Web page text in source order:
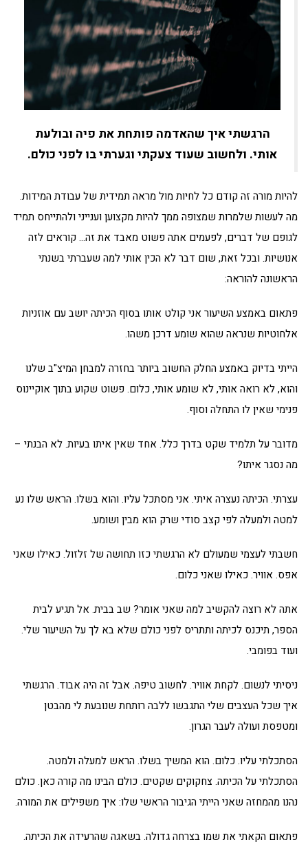
הרגשתי איך שהאדמה פותחת את פיה ובולעת
אותי. ולחשוב שעוד צעקתי וגערתי בו לפני כולם.
להיות מורה זה קודם כל לחיות מול מראה תמידית של עבודת המידות.
מה לעשות שלמרות שמצופה ממך להיות מקצוען וענייני ולהתייחס תמיד
לגופם של דברים, לפעמים אתה פשוט מאבד את זה… קוראים לזה
אנושיות. ובכל זאת, שום דבר לא הכין אותי למה שעברתי בשנתי
הראשונה להוראה:
פתאום באמצע השיעור אני קולט אותו בסוף הכיתה יושב עם אוזניות
אלחוטיות שנראה שהוא שומע דרכן משהו.
הייתי בדיוק באמצע החלק החשוב ביותר בחזרה למבחן המיצ"ב שלנו
והוא, לא רואה אותי, לא שומע אותי, כלום. פשוט שקוע בתוך אוקיינוס
פנימי שאין לו התחלה וסוף.
מדובר על תלמיד שקט בדרך כלל. אחד שאין איתו בעיות. לא הבנתי –
מה נסגר איתו?
עצרתי. הכיתה נעצרה איתי. אני מסתכל עליו. והוא בשלו. הראש שלו נע
למטה ולמעלה לפי קצב סודי שרק הוא מבין ושומע.
חשבתי לעצמי שמעולם לא הרגשתי כזו תחושה של זלזול. כאילו שאני
אפס. אוויר. כאילו שאני כלום.
אתה לא רוצה להקשיב למה שאני אומר? שב בבית. אל תגיע לבית
הספר, תיכנס לכיתה ותתריס לפני כולם שלא בא לך על השיעור שלי.
ועוד בפומבי.
ניסיתי לנשום. לקחת אוויר. לחשוב טיפה. אבל זה היה אבוד. הרגשתי
איך שכל העצבים שלי התגבשו ללבה רותחת שנובעת לי מהבטן
ומטפסת ועולה לעבר הגרון.
הסתכלתי עליו. כלום. הוא המשיך בשלו. הראש למעלה ולמטה.
הסתכלתי על הכיתה. צחקוקים שקטים. כולם הבינו מה קורה כאן. כולם
נהנו מהמחזה שאני הייתי הגיבור הראשי שלו: איך משפילים את המורה.
פתאום הקאתי את שמו בצרחה גדולה. בשאגה שהרעידה את הכיתה.